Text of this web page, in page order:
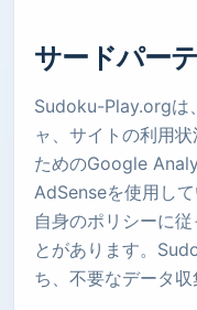
サードパー
Sudoku-Play.orgは
ャ、サイトの利用
ためのGoogle
AdSenseを使用し
自身のポリシーに
とがあります。
ち、不要なデータ収